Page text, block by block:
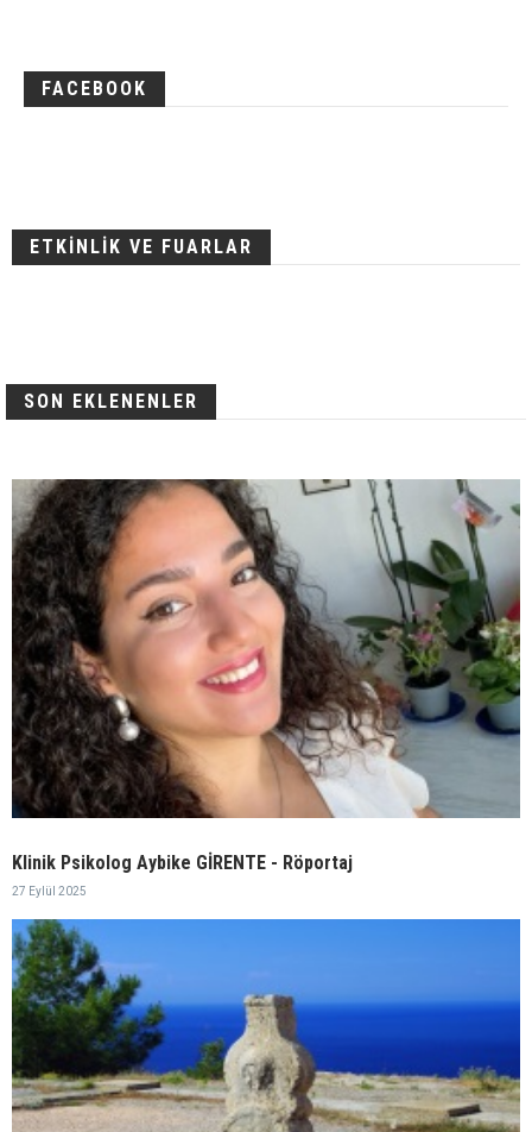
FACEBOOK
ETKİNLİK VE FUARLAR
SON EKLENENLER
Klinik Psikolog Aybike GİRENTE - Röportaj
27 Eylül 2025